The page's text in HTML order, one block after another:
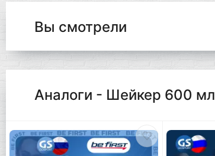
Вы смотрели
Аналоги - Шейкер 600 мл